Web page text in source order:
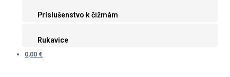
Príslušenstvo k čižmám
Rukavice
0,00 €